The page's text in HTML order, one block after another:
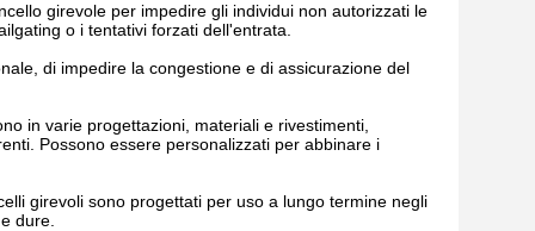
girevole per impedire gli individui non autorizzati le
o i tentativi forzati dell'entrata.
di impedire la congestione e di assicurazione del
in varie progettazioni, materiali e rivestimenti,
Possono essere personalizzati per abbinare i
girevoli sono progettati per uso a lungo termine negli
dure.